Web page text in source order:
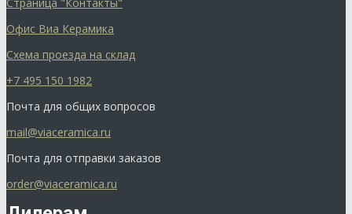
Офис Виа Керамика
Схема проезда на склад
+7 495 150 1982
Почта для общих вопросов
mail@viaceramica.ru
Почта для отправки заказов
order@viaceramica.ru